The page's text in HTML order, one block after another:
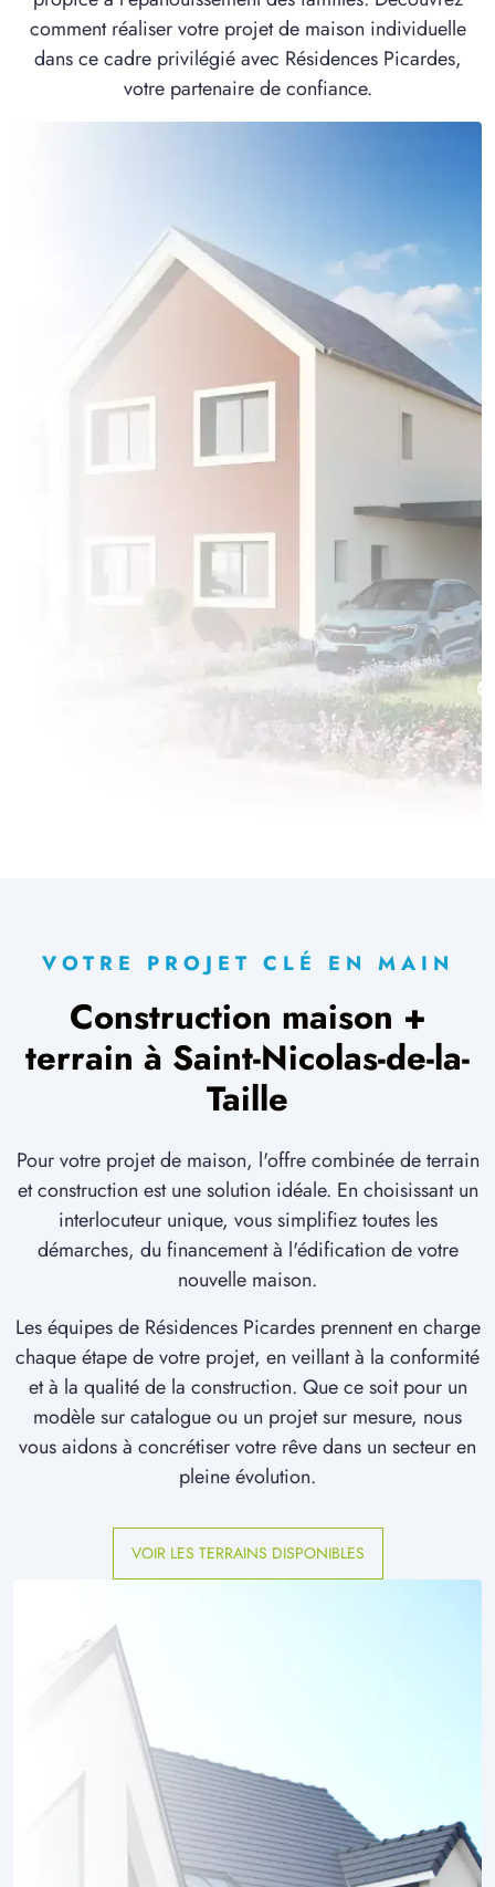
comment réaliser votre projet de maison individuelle
dans ce cadre privilégié avec Résidences Picardes,
votre partenaire de confiance.
VOTRE PROJET CLÉ EN MAIN
Construction maison +
terrain à Saint-Nicolas-de-la-
Taille
Pour votre projet de maison, l'offre combinée de terrain
et construction est une solution idéale. En choisissant un
interlocuteur unique, vous simplifiez toutes les
démarches, du financement à l'édification de votre
nouvelle maison.
Les équipes de Résidences Picardes prennent en charge
chaque étape de votre projet, en veillant à la conformité
et à la qualité de la construction. Que ce soit pour un
modèle sur catalogue ou un projet sur mesure, nous
vous aidons à concrétiser votre rêve dans un secteur en
pleine évolution.
VOIR LES TERRAINS DISPONIBLES